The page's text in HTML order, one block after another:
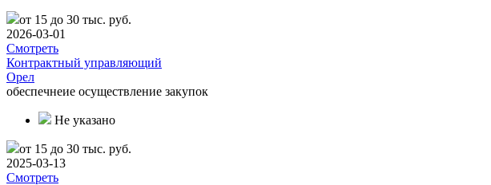
от 15 до 30 тыс. руб.
2026-03-01
Смотреть
Контрактный управляющий
Орел
обеспечнеие осуществление закупок
Не указано
от 15 до 30 тыс. руб.
2025-03-13
Смотреть